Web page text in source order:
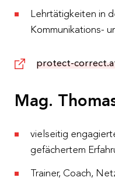
Lehrtätigkeiten in
Kommunikations-
protect-
Mag.
vielseitig
gefächertem
Trainer, Coach,